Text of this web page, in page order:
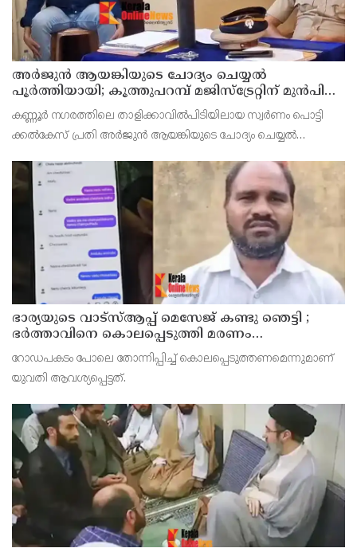
അര്‍ജുന്‍ ആയങ്കിയുടെ ചോദ്യം ചെയ്യല്‍
പൂര്‍ത്തിയായി; കൂത്തുപറമ്പ് മജിസ്ട്രേറ്റിന് മുൻപില്‍
ഹാജരാക്കും
കണ്ണൂർ നഗരത്തിലെ താളിക്കാവിൽപിടിയിലായ സ്വർണം പൊട്ടി
ക്കൽകേസ് പ്രതി അര്‍ജുന്‍ ആയങ്കിയുടെ ചോദ്യം ചെയ്യല്‍
ഭാര്യയുടെ വാട്സ്ആപ്പ് മെസേജ് കണ്ടു ഞെട്ടി ;
ഭര്‍ത്താവിനെ കൊലപ്പെടുത്തി മരണം
റോഡപകടമാക്കി മാറ്റാന്‍ കാമുകനുമായി
പദ്ധതിയിട്ട യുവതിയും സുഹൃത്തും ഒളിവില്‍
റോഡപകടം പോലെ തോന്നിപ്പിച്ച് കൊലപ്പെടുത്തണമെന്നുമാണ്
യുവതി ആവശ്യപ്പെട്ടത്.